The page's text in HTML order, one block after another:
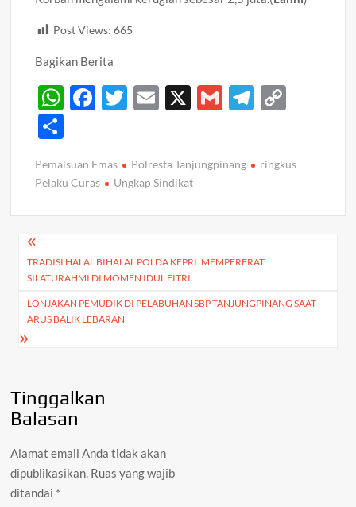
Post Views: 665
Bagikan Berita
W
s
p
F
b
o
T
er
E
X
G
T
gr
m
y
n
ar
Pemalsuan Emas Polresta Tanjungpinang
ringkus
Pelaku Curas
Ungkap Sindikat
Navigasi
pos
TRADISI HALAL BIHALAL POLDA KEPRI: MEMPERERAT
SILATURAHMI DI MOMEN IDUL FITRI
LONJAKAN PEMUDIK DI PELABUHAN SBP TANJUNGPINANG SAAT
ARUS BALIK LEBARAN
Tinggalkan
Balasan
Alamat email Anda tidak akan
dipublikasikan. Ruas yang wajib
ditandai *